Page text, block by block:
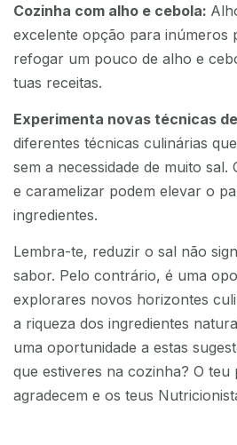
Cozinha com alho e cebola:
excelente opção para inúmeros
refogar um pouco de alho e
tuas receitas.
Experimenta novas técnicas
diferentes técnicas culinárias
sem a necessidade de muito
e caramelizar podem elevar o
ingredientes.
Lembra-te, reduzir o sal não
sabor. Pelo contrário, é uma
explorares novos horizontes
a riqueza dos ingredientes
uma oportunidade a estas
que estiveres na cozinha? O teu
agradecem e os teus